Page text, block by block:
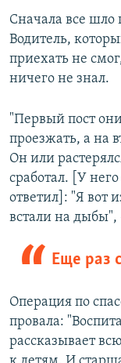
Сначала все шло
Водитель,
приехать не
ничего не знал.
"Первый пост
проезжать, а на
Он или
сработал. [У
ответил]: "Я вот
встали на дыбы",
Еще раз
Операция по
провала:
рассказывает